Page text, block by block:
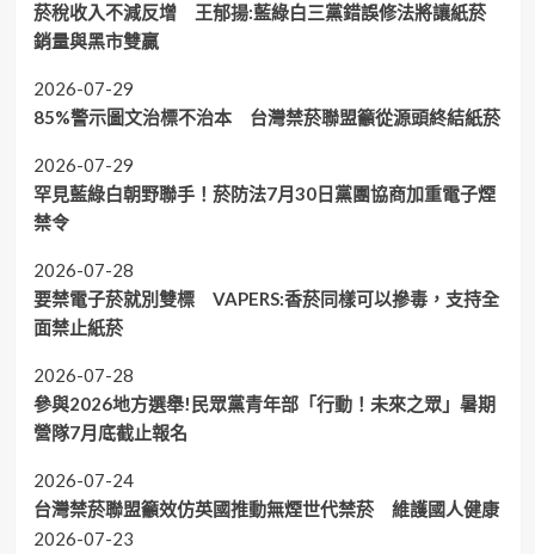
菸稅收入不減反增 王郁揚:藍綠白三黨錯誤修法將讓紙菸
銷量與黑市雙贏
2026-07-29
85%警示圖文治標不治本 台灣禁菸聯盟籲從源頭終結紙菸
2026-07-29
罕見藍綠白朝野聯手！菸防法7月30日黨團協商加重電子煙
禁令
2026-07-28
要禁電子菸就別雙標 VAPERS:香菸同樣可以摻毒，支持全
面禁止紙菸
2026-07-28
參與2026地方選舉!民眾黨青年部「行動！未來之眾」暑期
營隊7月底截止報名
2026-07-24
台灣禁菸聯盟籲效仿英國推動無煙世代禁菸 維護國人健康
2026-07-23